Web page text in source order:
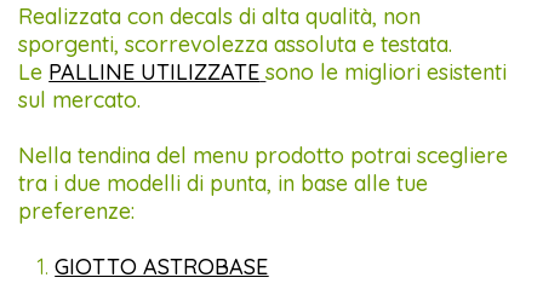
Realizzata con decals di alta qualità, non
sporgenti, scorrevolezza assoluta e testata.
Le PALLINE UTILIZZATE sono le migliori esistenti
sul mercato.
Nella tendina del menu prodotto potrai scegliere
tra i due modelli di punta, in base alle tue
preferenze:
GIOTTO ASTROBASE